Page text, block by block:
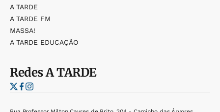
A TARDE
A TARDE FM
MASSA!
A TARDE EDUCAÇÃO
RedesA TARDE